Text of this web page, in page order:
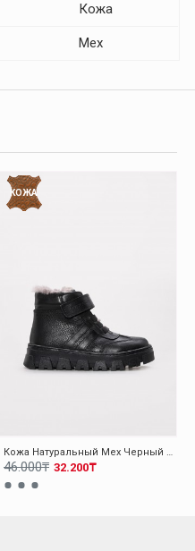
Кожа
Мех
КОЖА
Кожа Натуральный Мех Черный Для Мальчиков Классические Ботинки 006KXA6001
32.200₸
46.000₸